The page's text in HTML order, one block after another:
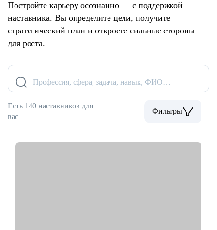
Постройте карьеру осознанно — с поддержкой
наставника. Вы определите цели, получите
стратегический план и откроете сильные стороны
для роста.
Профессия, сфера, задача, навык, ФИО…
Есть 140 наставников для
вас
Фильтры